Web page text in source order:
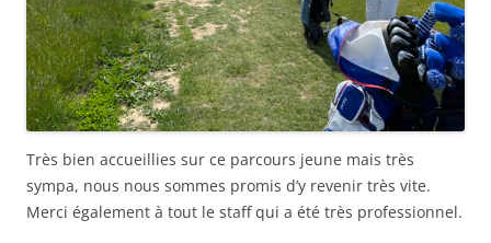
Très bien accueillies sur ce parcours jeune mais très
sympa, nous nous sommes promis d’y revenir très vite.
Merci également à tout le staff qui a été très professionnel.